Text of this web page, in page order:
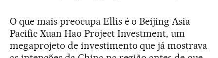
O que mais preocupa Ellis é o Beijing Asia
Pacific Xuan Hao Project Investment, um
megaprojeto de investimento que já mostrava